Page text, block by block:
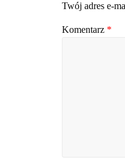
Twój adres e-
Komentarz *